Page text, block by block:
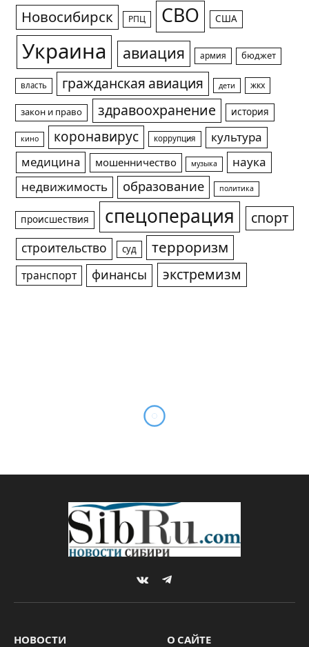
Новосибирск РПЦ СВО США
Украина авиация армия бюджет
власть гражданская авиация дети жкх
закон и право здравоохранение история
кино коронавирус коррупция
культура
медицина
мошенничество музыка
наука
недвижимость
образование политика
происшествия спецоперация спорт
строительство суд терроризм
транспорт финансы экстремизм
VKontakteTelegram
НОВОСТИ О САЙТЕ